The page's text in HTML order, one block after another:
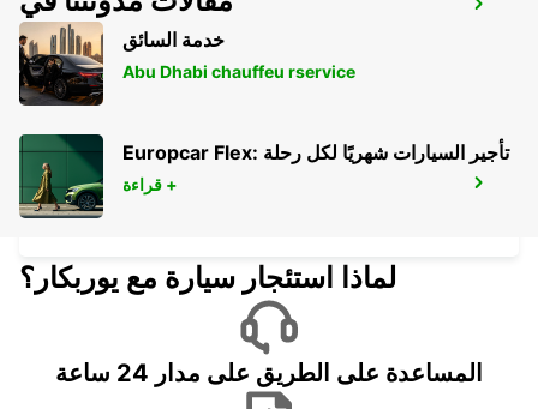
البحرين
MUHARAQ - BAHRAIN
LE MERIDIEN MEET AND GREET
MANAMA - BAHRAIN
خدمة السائق
Abu Dhabi chauffeu rservice
Europcar Flex: تأجير السيارات شهريًا لكل رحلة
قراءة +
لماذا استئجار سيارة مع يوربكار؟
المساعدة على الطريق على مدار 24 ساعة